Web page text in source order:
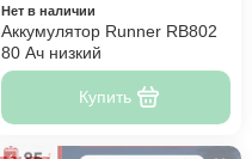
Нет в наличии
Аккумулятор Runner RB802
80 Ач низкий
Купить